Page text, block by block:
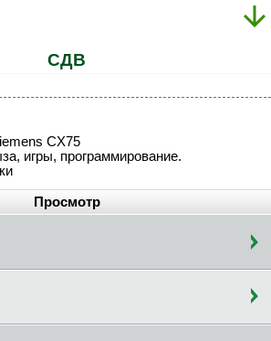
CДB
CX75
игры, программирование.
Просмотр